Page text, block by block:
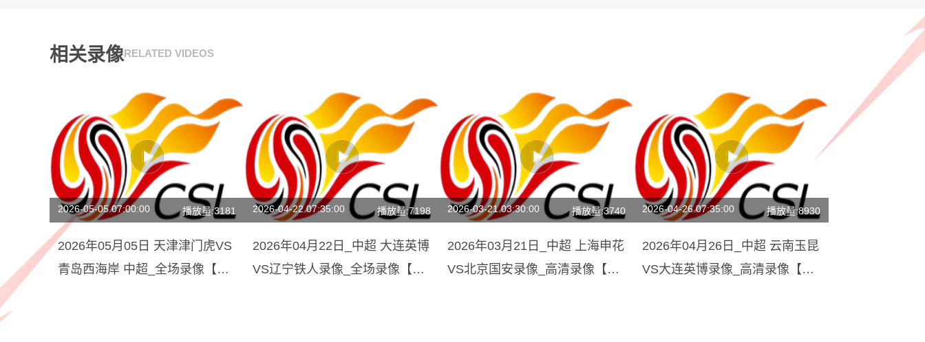
相关录像RELATED VIDEOS
2026-05-05 07:00:00 播放量:3181
2026年05月05日 天津津门虎VS
青岛西海岸 中超_全场录像【视
2026-04-22 07:35:00 播放量:7198
2026年04月22日_中超 大连英博
VS辽宁铁人录像_全场录像【视
2026-03-21 03:30:00 播放量:3740
2026年03月21日_中超 上海申花
VS北京国安录像_高清录像【全
2026-04-26 07:35:00 播放量:8930
2026年04月26日_中超 云南玉昆
VS大连英博录像_高清录像【全